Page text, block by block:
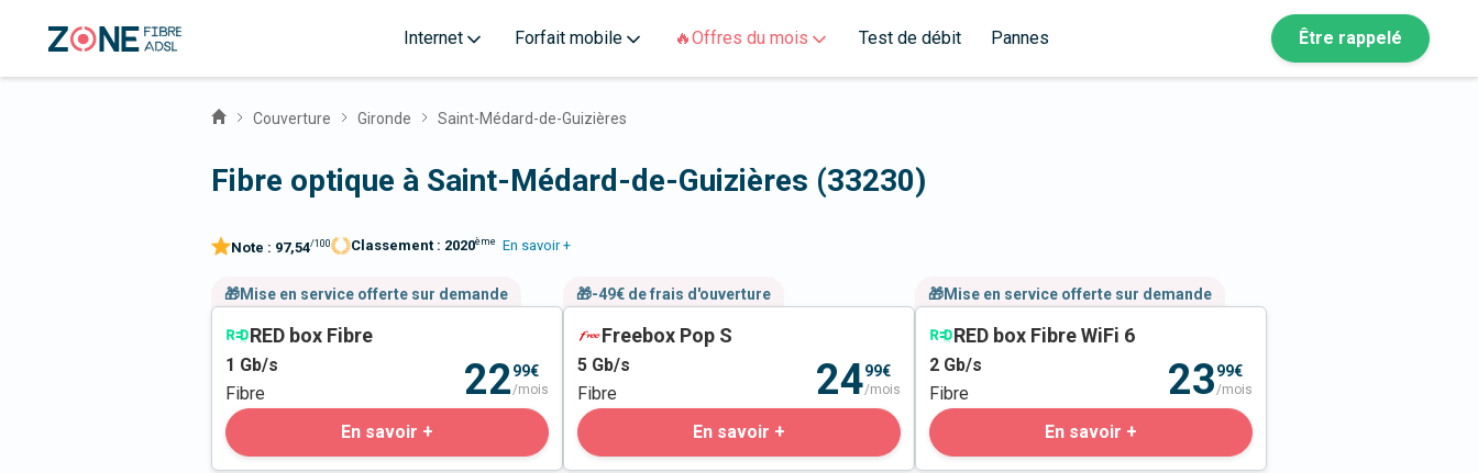
Internet Forfait mobile 🔥Offres du mois Test de débit Pannes Être rappelé
Couverture Gironde Saint-Médard-de-Guizières
Fibre optique à Saint-Médard-de-Guizières (33230)
Note : 97,54/100 Classement : 2020ème En savoir +
🎁Mise en service offerte sur demande
RED box Fibre
1 Gb/s
Fibre
2299€
/mois
En savoir +
🎁-49€ de frais d'ouverture
Freebox Pop S
5 Gb/s
Fibre
2499€
/mois
En savoir +
🎁Mise en service offerte sur demande
RED box Fibre WiFi 6
2 Gb/s
Fibre
2399€
/mois
En savoir +